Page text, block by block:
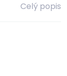
Celý popis